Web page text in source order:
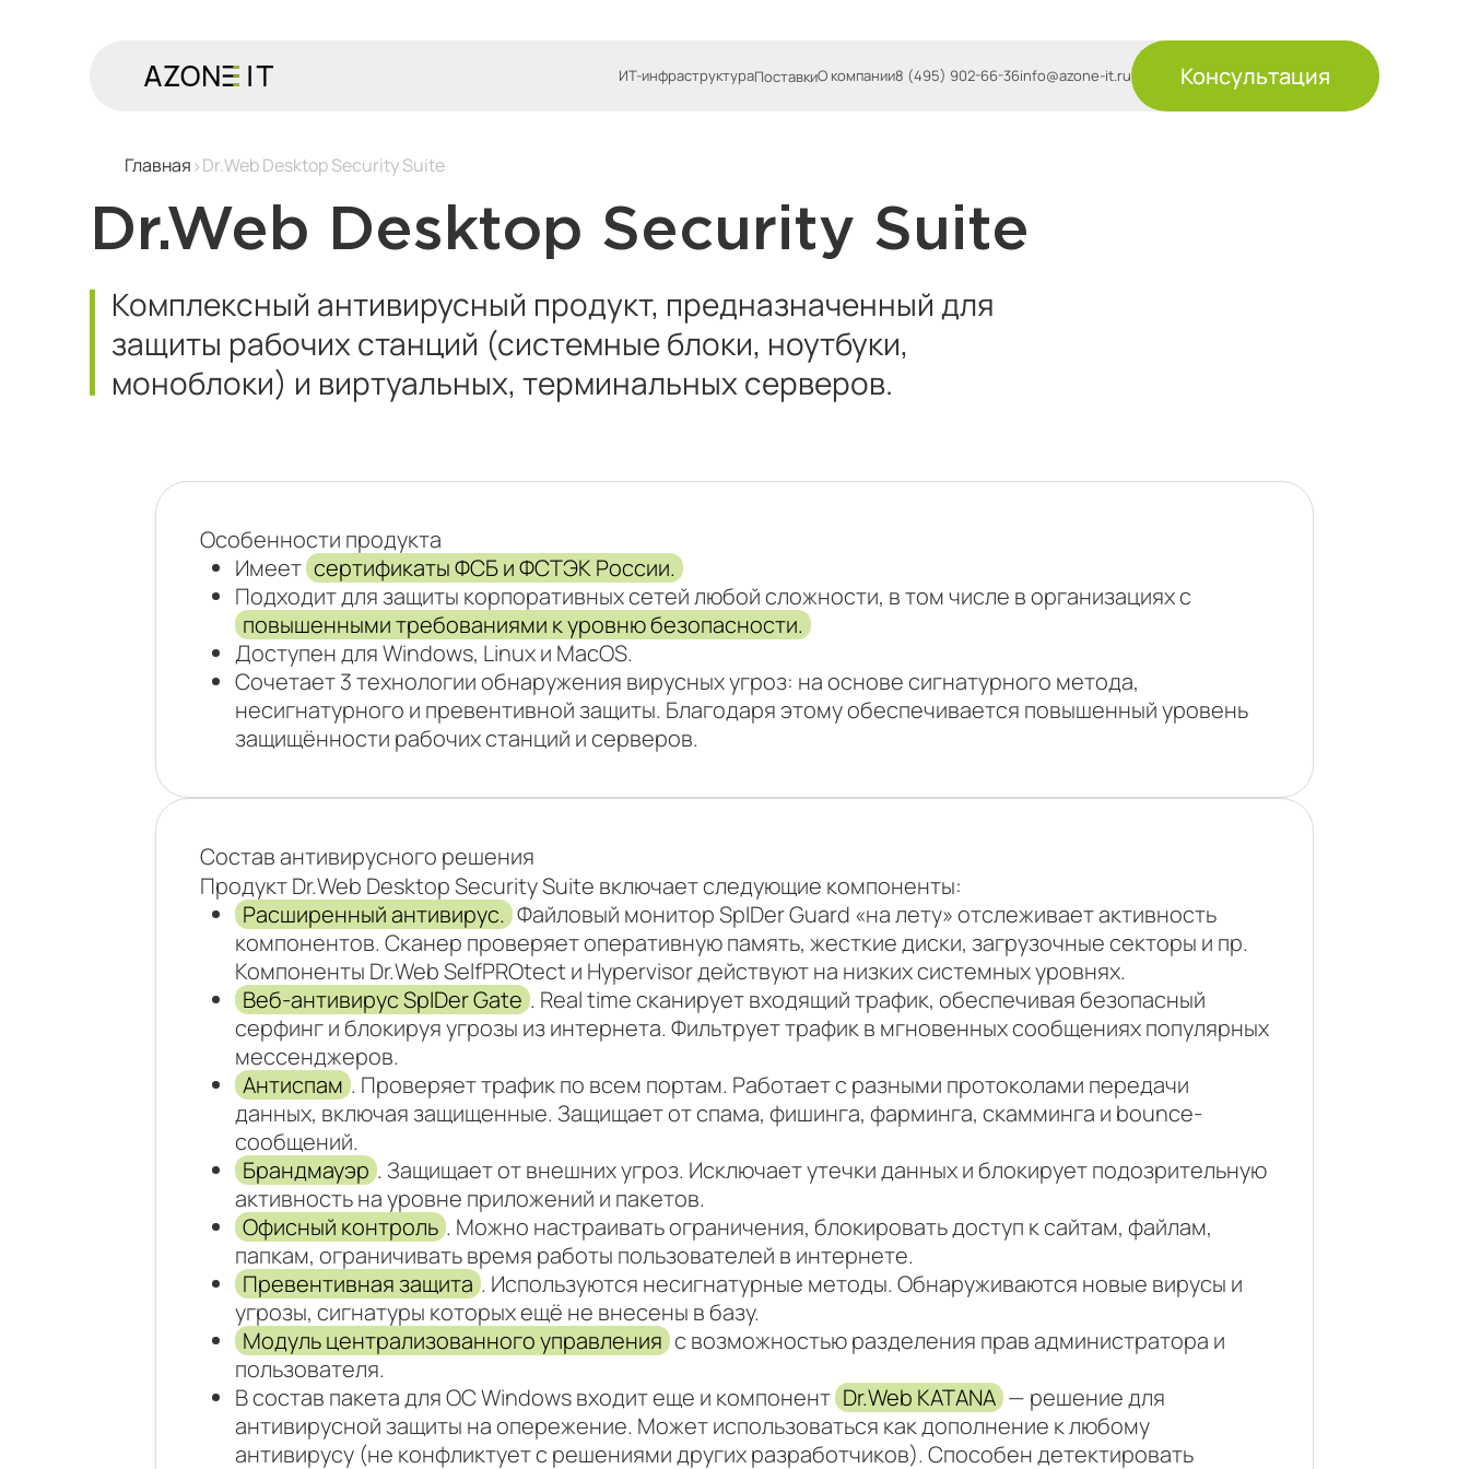
ИТ-инфраструктураПоставкиО компании8 (495) 902-66-36info@azone-it.ru Консультация
Главная Dr.Web Desktop Security Suite
Dr.Web Desktop Security Suite
Комплексный антивирусный продукт, предназначенный для
защиты рабочих станций (системные блоки, ноутбуки,
моноблоки) и виртуальных, терминальных серверов.
Особенности продукта
Имеет сертификаты ФСБ и ФСТЭК России.
Подходит для защиты корпоративных сетей любой сложности, в том числе в организациях с
повышенными требованиями к уровню безопасности.
Доступен для Windows, Linux и MacOS.
Сочетает 3 технологии обнаружения вирусных угроз: на основе сигнатурного метода,
несигнатурного и превентивной защиты. Благодаря этому обеспечивается повышенный уровень
защищённости рабочих станций и серверов.
Состав антивирусного решения
Продукт Dr.Web Desktop Security Suite включает следующие компоненты:
Расширенный антивирус. Файловый монитор SpIDer Guard «на лету» отслеживает активность
компонентов. Сканер проверяет оперативную память, жесткие диски, загрузочные секторы и пр.
Компоненты Dr.Web SelfPROtect и Hypervisor действуют на низких системных уровнях.
Веб-антивирус SpIDer Gate . Real time сканирует входящий трафик, обеспечивая безопасный
серфинг и блокируя угрозы из интернета. Фильтрует трафик в мгновенных сообщениях популярных
мессенджеров.
Антиспам . Проверяет трафик по всем портам. Работает с разными протоколами передачи
данных, включая защищенные. Защищает от спама, фишинга, фарминга, скамминга и bounce-
сообщений.
Брандмауэр . Защищает от внешних угроз. Исключает утечки данных и блокирует подозрительную
активность на уровне приложений и пакетов.
Офисный контроль . Можно настраивать ограничения, блокировать доступ к сайтам, файлам,
папкам, ограничивать время работы пользователей в интернете.
Превентивная защита . Используются несигнатурные методы. Обнаруживаются новые вирусы и
угрозы, сигнатуры которых ещё не внесены в базу.
Модуль централизованного управления с возможностью разделения прав администратора и
пользователя.
В состав пакета для ОС Windows входит еще и компонент Dr.Web KATANA — решение для
антивирусной защиты на опережение. Может использоваться как дополнение к любому
антивирусу (не конфликтует с решениями других разработчиков). Способен детектировать